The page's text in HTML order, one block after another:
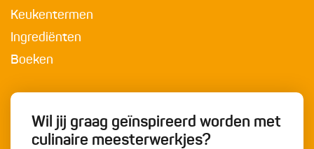
Keukentermen
Ingrediënten
Boeken
Wil jij graag geïnspireerd worden met
culinaire meesterwerkjes?